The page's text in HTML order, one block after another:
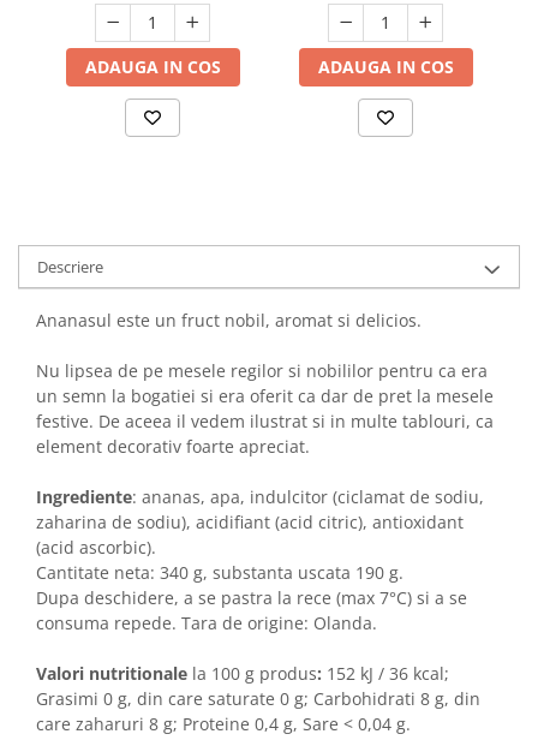
ADAUGA IN COS ADAUGA IN COS
Descriere
Ananasul este un fruct nobil, aromat si delicios.
Nu lipsea de pe mesele regilor si nobililor pentru ca era
un semn la bogatiei si era oferit ca dar de pret la mesele
festive. De aceea il vedem ilustrat si in multe tablouri, ca
element decorativ foarte apreciat.
Ingrediente: ananas, apa, indulcitor (ciclamat de sodiu,
zaharina de sodiu), acidifiant (acid citric), antioxidant
(acid ascorbic).
Cantitate neta: 340 g, substanta uscata 190 g.
Dupa deschidere, a se pastra la rece (max 7°C) si a se
consuma repede. Tara de origine: Olanda.
Valori nutritionale la 100 g produs: 152 kJ / 36 kcal;
Grasimi 0 g, din care saturate 0 g; Carbohidrati 8 g, din
care zaharuri 8 g; Proteine 0,4 g, Sare < 0,04 g.